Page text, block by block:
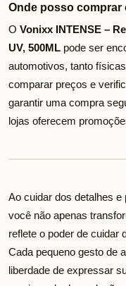
Onde posso comprar
O Vonixx INTENSE –
UV, 500ML pode ser
automotivos, tanto
comparar preços e
garantir uma compra
lojas oferecem
Ao cuidar dos detalhes
você não apenas
reflete o poder de cuidar
Cada pequeno gesto de
liberdade de expressar